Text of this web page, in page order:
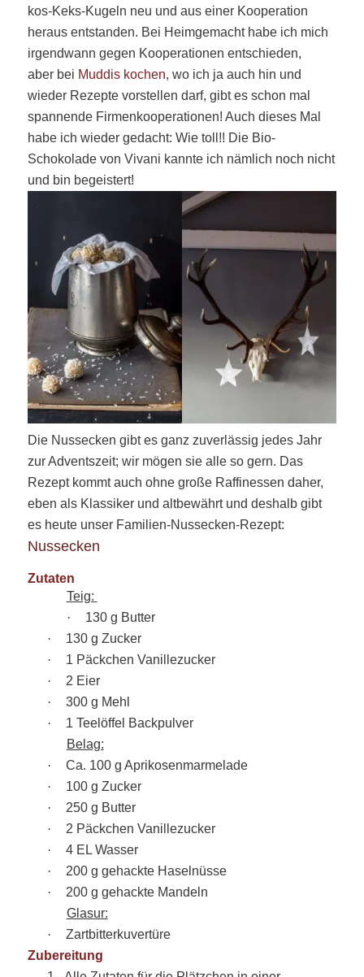
kos-Keks-Kugeln neu und aus einer Kooperation
heraus entstanden. Bei Heimgemacht habe ich mich
irgendwann gegen Kooperationen entschieden,
aber bei Muddis kochen, wo ich ja auch hin und
wieder Rezepte vorstellen darf, gibt es schon mal
spannende Firmenkooperationen! Auch dieses Mal
habe ich wieder gedacht: Wie toll!! Die Bio-
Schokolade von Vivani kannte ich nämlich noch nicht
und bin begeistert!
Die Nussecken gibt es ganz zuverlässig jedes Jahr
zur Adventszeit; wir mögen sie alle so gern. Das
Rezept kommt auch ohne große Raffinessen daher,
eben als Klassiker und altbewährt und deshalb gibt
es heute unser Familien-Nussecken-Rezept:
Nussecken
Zutaten
Teig:
·
130 g Butter
·
130 g Zucker
·
1 Päckchen Vanillezucker
·
2 Eier
·
300 g Mehl
·
1 Teelöffel Backpulver
Belag:
·
Ca. 100 g Aprikosenmarmelade
·
100 g Zucker
·
250 g Butter
·
2 Päckchen Vanillezucker
·
4 EL Wasser
·
200 g gehackte Haselnüsse
·
200 g gehackte Mandeln
Glasur:
·
Zartbitterkuvertüre
Zubereitung